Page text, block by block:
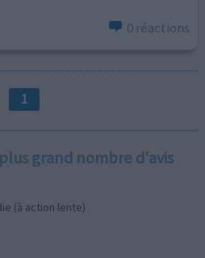
0 réactions
1
grand nombre d'avis
(à action lente)